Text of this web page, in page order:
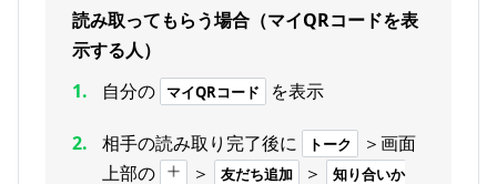
読み取ってもらう場合（マイQRコードを表
示する人）
自分の
マイQRコード を表示
相手の読み取り完了後に トーク
＞画面
上部の
＞ 友だち追加 ＞
知り合いか